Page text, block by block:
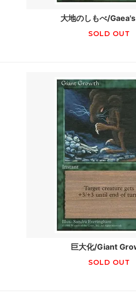
大地のしもべ/
SOLD OUT
巨大化/Giant
SOLD OUT